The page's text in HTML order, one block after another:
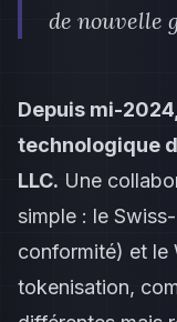
de nouvelle
Depuis mi-
technologique
LLC. Une
simple : le
conformité) et le
tokenisation,